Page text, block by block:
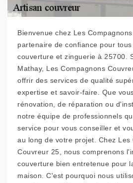
Bienvenue chez Les
partenaire de confiance pour
couverture et zinguerie à 25700.
Mathay, Les Compagnons
offrir des services de qualité
expertise et savoir-faire. Que
rénovation, de réparation ou
notre équipe de professionnels
service pour vous conseiller et
au long de votre projet. Chez Les
Couvreur 25, nous comprenons
couverture bien entretenue pour
maison. C'est pourquoi nous